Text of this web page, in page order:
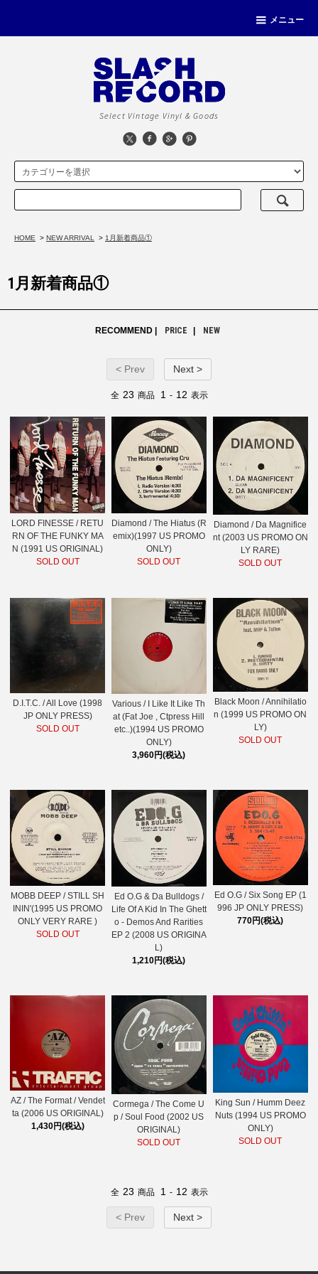
メニュー
Select Vintage Vinyl & Goods
HOME > NEW ARRIVAL > 1月新着商品①
1月新着商品①
RECOMMEND | PRICE NEW
< Prev Next >
全 23 商品 1 - 12 表示
LORD FINESSE / RETU
RN OF THE FUNKY MA
N (1991 US ORIGINAL)
SOLD OUT
Diamond / The Hiatus (R
emix)(1997 US PROMO
ONLY)
SOLD OUT
Diamond / Da Magnifice
nt (2003 US PROMO ON
LY RARE)
SOLD OUT
D.I.T.C. / All Love (1998
JP ONLY PRESS)
SOLD OUT
Various / I Like It Like Th
at (Fat Joe , Ctpress Hill
etc..)(1994 US PROMO
ONLY)
3,960円(税込)
Black Moon / Annihilatio
n (1999 US PROMO ON
LY)
SOLD OUT
MOBB DEEP / STILL SH
ININ'(1995 US PROMO
ONLY VERY RARE )
SOLD OUT
Ed O.G & Da Bulldogs /
Life Of A Kid In The Ghett
o - Demos And Rarities
EP 2 (2008 US ORIGINA
L)
1,210円(税込)
Ed O.G / Six Song EP (1
996 JP ONLY PRESS)
770円(税込)
AZ / The Format / Vendet
ta (2006 US ORIGINAL)
1,430円(税込)
Cormega / The Come U
p / Soul Food (2002 US
ORIGINAL)
SOLD OUT
King Sun / Humm Deez
Nuts (1994 US PROMO
ONLY)
SOLD OUT
全 23 商品 1 - 12 表示
< Prev Next >